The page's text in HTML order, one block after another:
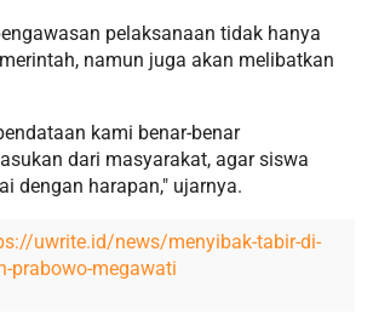
pelaksanaan tidak hanya
namun juga akan melibatkan
kami benar-benar
dari masyarakat, agar siswa
dengan harapan," ujarnya.
uwrite.id/news/menyibak-tabir-di-
prabowo-megawati